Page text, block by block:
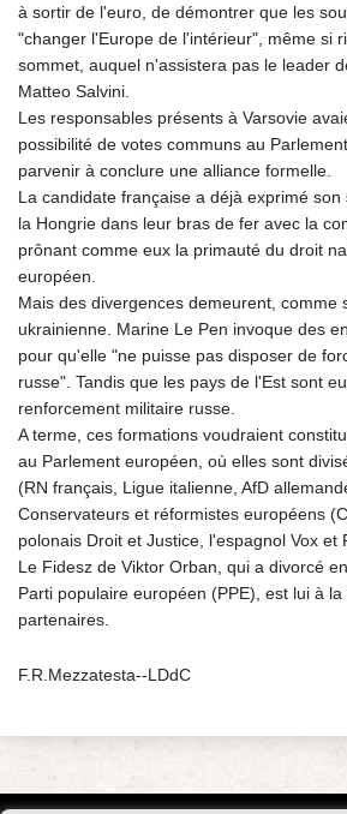
à sortir de l'euro, de démontrer que les
"changer l'Europe de l'intérieur", même si
sommet, auquel n'assistera pas le leader
Matteo Salvini.
Les responsables présents à Varsovie
possibilité de votes communs au
parvenir à conclure une alliance formelle.
La candidate française a déjà exprimé
la Hongrie dans leur bras de fer avec la
prônant comme eux la primauté du droit
européen.
Mais des divergences demeurent, comme
ukrainienne. Marine Le Pen invoque des
pour qu'elle "ne puisse pas disposer de
russe". Tandis que les pays de l'Est sont
renforcement militaire russe.
A terme, ces formations voudraient
au Parlement européen, où elles sont
(RN français, Ligue italienne, AfD
Conservateurs et réformistes européens
polonais Droit et Justice, l'espagnol Vox et
Le Fidesz de Viktor Orban, qui a divorcé
Parti populaire européen (PPE), est lui à
partenaires.
F.R.Mezzatesta--LDdC